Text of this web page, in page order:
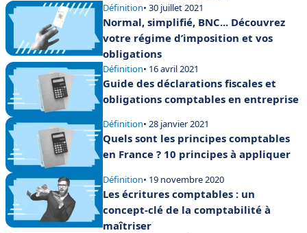
Définition• 30 juillet 2021
Normal, simplifié, BNC... Découvrez
votre régime d’imposition et vos
obligations
Définition• 16 avril 2021
Guide des déclarations fiscales et
obligations comptables en entreprise
Définition• 28 janvier 2021
Quels sont les principes comptables
en France ? 10 principes à appliquer
Définition• 19 novembre 2020
Les écritures comptables : un
concept-clé de la comptabilité à
maîtriser